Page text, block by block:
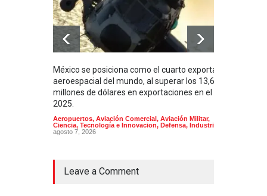
México se posiciona como el cuarto exportador
aeroespacial del mundo, al superar los 13,600
millones de dólares en exportaciones en el
2025.
Aeropuertos, Aviación Comercial, Aviación Militar,
Ciencia, Tecnología e Innovacion, Defensa, Industria
agosto 7, 2026
Leave a Comment